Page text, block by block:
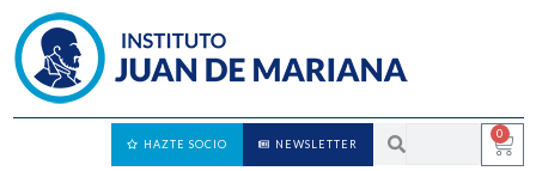
0
NEWSLETTER
HAZTE SOCIO